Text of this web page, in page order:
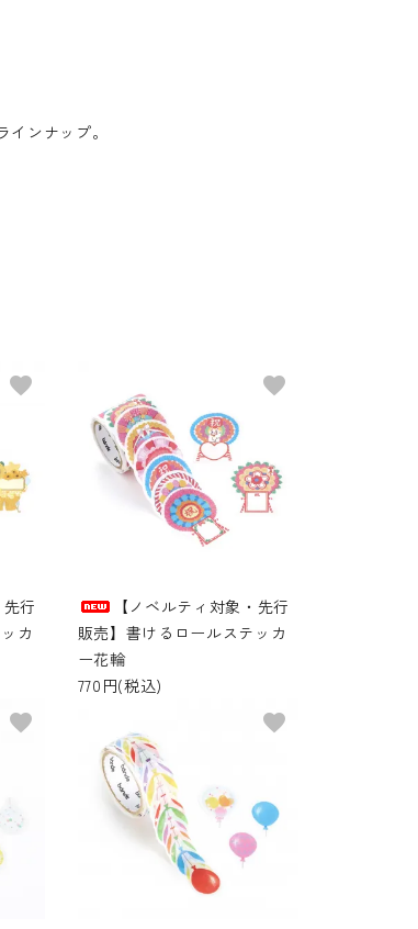
ンナップ。
先行
カ
favorite
【ノベルティ対象・先行
販売】書けるロールステッカ
ー花輪
770円(税込)
favorite
favorite favorite